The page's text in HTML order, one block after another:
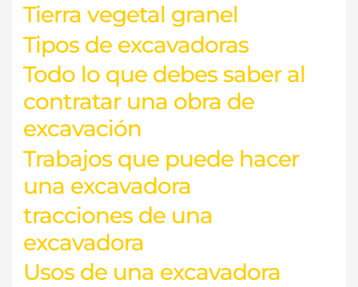
Tierra vegetal granel
Tipos de excavadoras
Todo lo que debes saber al
contratar una obra de
excavación
Trabajos que puede hacer
una excavadora
tracciones de una
excavadora
Usos de una excavadora